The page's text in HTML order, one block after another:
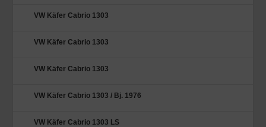
VW Käfer Cabrio 1303
VW Käfer Cabrio 1303
VW Käfer Cabrio 1303
VW Käfer Cabrio 1303 / Bj. 1976
VW Käfer Cabrio 1303 LS